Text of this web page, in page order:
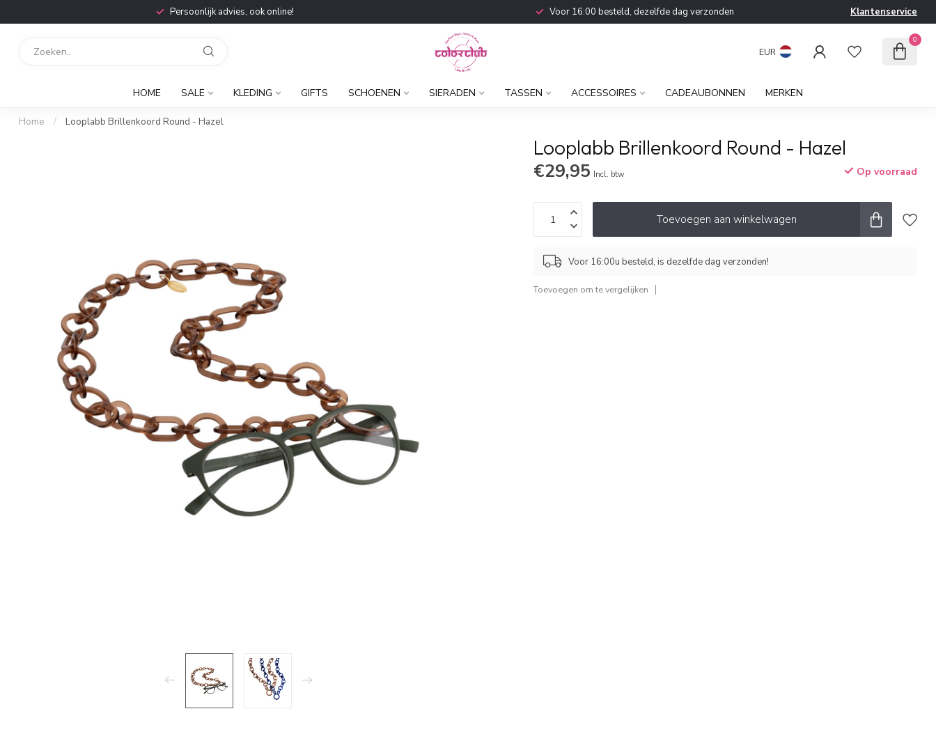
Persoonlijk advies, ook online! Voor 16:00 besteld, dezelfde dag verzonden Klantenservice
EUR
0
HOME SALE KLEDING GIFTS SCHOENEN SIERADEN TASSEN ACCESSOIRES CADEAUBONNEN MERKEN
Home / Looplabb Brillenkoord Round - Hazel
Looplabb Brillenkoord Round - Hazel
€29,95 Incl. btw Op voorraad
Toevoegen aan winkelwagen
Voor 16:00u besteld, is dezelfde dag verzonden!
Toevoegen om te vergelijken